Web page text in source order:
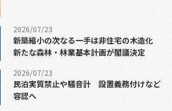
2026/07/23
新築縮小の次なる一手は非住宅の木造化
新たな森林・林業基本計画が閣議決定
2026/07/23
民泊実質禁止や騒音計 設置義務付けなど
容認へ